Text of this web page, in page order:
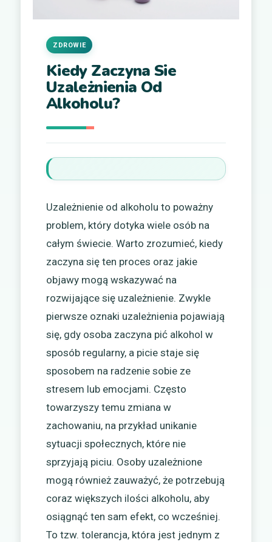
Kiedy Zaczyna Sie
Uzależnienia Od
Alkoholu?
ZDROWIE
Uzależnienie od alkoholu to poważny
problem, który dotyka wiele osób na
całym świecie. Warto zrozumieć, kiedy
zaczyna się ten proces oraz jakie
objawy mogą wskazywać na
rozwijające się uzależnienie. Zwykle
pierwsze oznaki uzależnienia pojawiają
się, gdy osoba zaczyna pić alkohol w
sposób regularny, a picie staje się
sposobem na radzenie sobie ze
stresem lub emocjami. Często
towarzyszy temu zmiana w
zachowaniu, na przykład unikanie
sytuacji społecznych, które nie
sprzyjają piciu. Osoby uzależnione
mogą również zauważyć, że potrzebują
coraz większych ilości alkoholu, aby
osiągnąć ten sam efekt, co wcześniej.
To tzw. tolerancja, która jest jednym z